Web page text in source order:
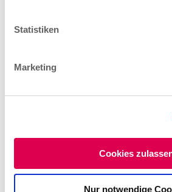
Statistiken
Marketing
Cookies
Nur notwendige
Die Ausbildung startet zumeist am
September eines Jahres. Es ist
beginnen. Besprich das individuell
Teil I Abschlussprüfung